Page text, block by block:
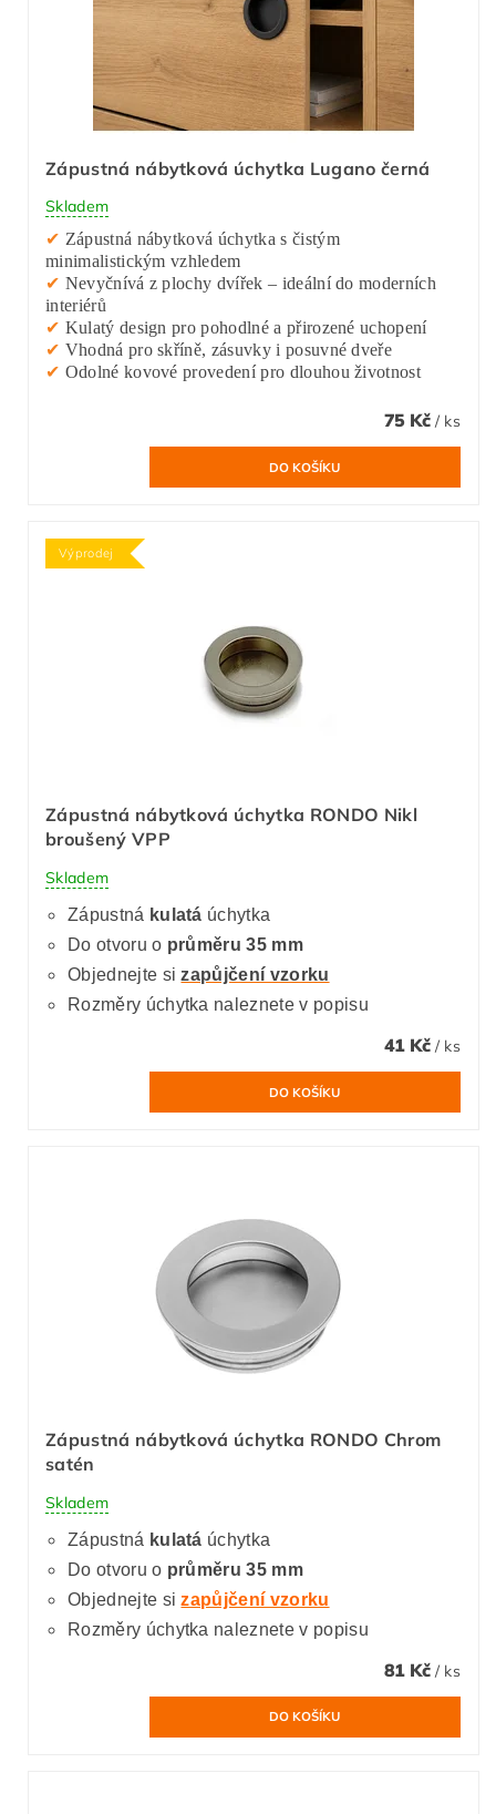
Zápustná nábytková úchytka Lugano černá
Skladem
✔ Zápustná nábytková úchytka s čistým
minimalistickým vzhledem
✔ Nevyčnívá z plochy dvířek – ideální do moderních
interiérů
✔ Kulatý design pro pohodlné a přirozené uchopení
✔ Vhodná pro skříně, zásuvky i posuvné dveře
✔ Odolné kovové provedení pro dlouhou životnost
75 Kč / ks
Výprodej
Zápustná nábytková úchytka RONDO Nikl
broušený VPP
Skladem
Zápustná kulatá úchytka
Do otvoru o průměru 35 mm
Objednejte sizapůjčení vzorku
Rozměry úchytka naleznete v popisu
41 Kč / ks
Zápustná nábytková úchytka RONDO Chrom
satén
Skladem
Zápustná kulatá úchytka
Do otvoru o průměru 35 mm
Objednejte sizapůjčení vzorku
Rozměry úchytka naleznete v popisu
81 Kč / ks